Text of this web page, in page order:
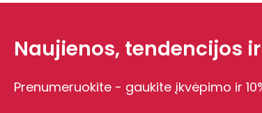
Naujienos, tendencijos
Prenumeruokite - gaukite įkvėpimo ir